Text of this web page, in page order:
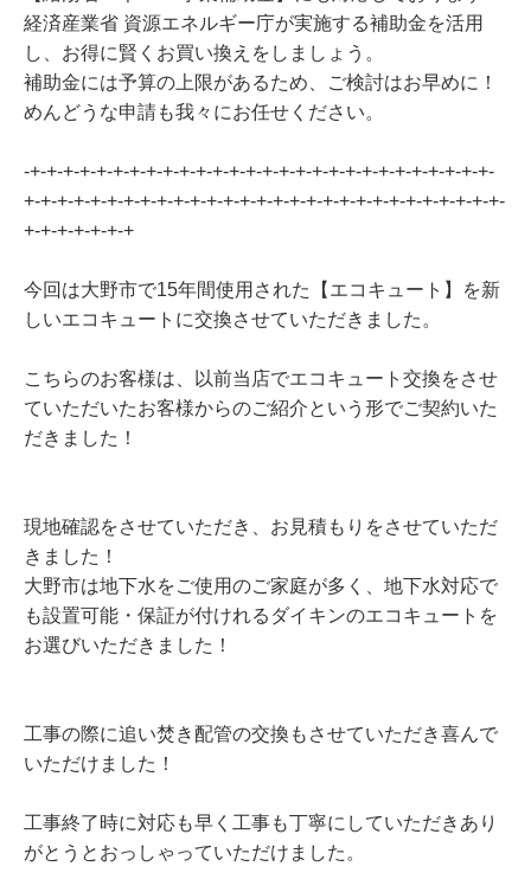
経済産業省 資源エネルギー庁が実施する補助金を活用
し、お得に賢くお買い換えをしましょう。
補助金には予算の上限があるため、ご検討はお早めに！
めんどうな申請も我々にお任せください。
-+-+-+-+-+-+-+-+-+-+-+-+-+-+-+-+-+-+-+-+-+-+-+-+-+-+-+-+-
+-+-+-+-+-+-+-+-+-+-+-+-+-+-+-+-+-+-+-+-+-+-+-+-+-+-+-+-+-
+-+-+-+-+-+-+
今回は大野市で15年間使用された【エコキュート】を新
しいエコキュートに交換させていただきました。
こちらのお客様は、以前当店でエコキュート交換をさせ
ていただいたお客様からのご紹介という形でご契約いた
だきました！
現地確認をさせていただき、お見積もりをさせていただ
きました！
大野市は地下水をご使用のご家庭が多く、地下水対応で
も設置可能・保証が付けれるダイキンのエコキュートを
お選びいただきました！
工事の際に追い焚き配管の交換もさせていただき喜んで
いただけました！
工事終了時に対応も早く工事も丁寧にしていただきあり
がとうとおっしゃっていただけました。